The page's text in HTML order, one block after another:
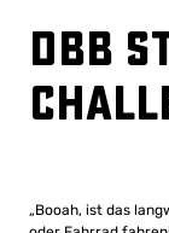
DBB
„Booah, ist das